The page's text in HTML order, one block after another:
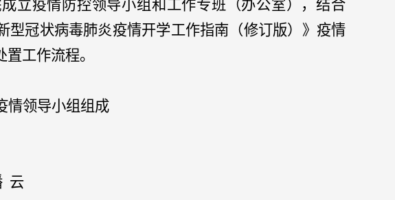
立疫情防控领导小组和工作专班（办公室），结合
型冠状病毒肺炎疫情开学工作指南（修订版）》疫情
工作流程。
情领导小组组成
云